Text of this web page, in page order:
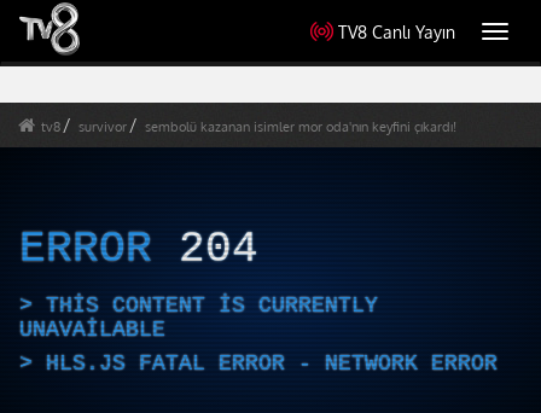
TV8 Canlı Yayın
tv8 survivor sembolü kazanan isimler mor oda'nın keyfini çıkardı!
ERROR 204
THIS CONTENT IS CURRENTLY
UNAVAILABLE
HLS.JS FATAL ERROR - NETWORK ERROR